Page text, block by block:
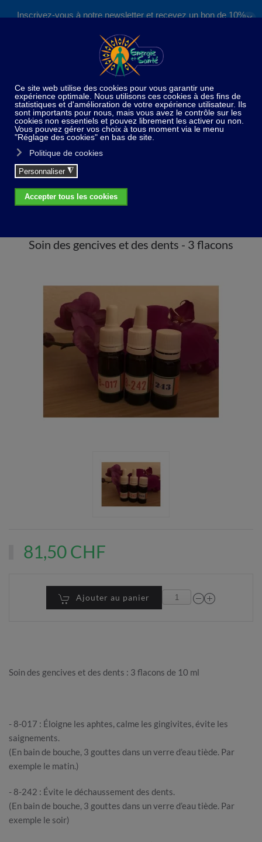
Inscrivez-vous à notre newsletter et recevez un bon de 10%
S'inscrire
✕
Home Kit
Soin des gencives et des dents - 3
flacons
Soin des gencives et des dents - 3 flacons
81,50 CHF
Ajouter au panier
Soin des gencives et des dents : 3 flacons de 10 ml
- 8-017 : Éloigne les aphtes, calme les gingivites, évite les
saignements.
(En bain de bouche, 3 gouttes dans un verre d’eau tiède. Par
exemple le matin.)
- 8-242 : Évite le déchaussement des dents.
(En bain de bouche, 3 gouttes dans un verre d’eau tiède. Par
exemple le soir)